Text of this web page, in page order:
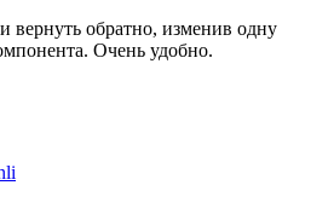
вернуть обратно, изменив одну
Очень удобно.